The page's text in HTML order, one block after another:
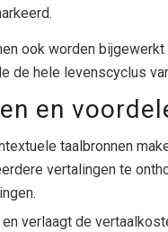
ook worden
de hele levenscyclus
en
taalbronnen
vertalingen te
en verlaagt de